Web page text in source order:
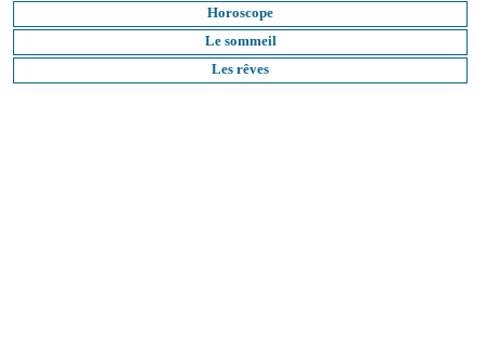
Horoscope
Le sommeil
Les rêves